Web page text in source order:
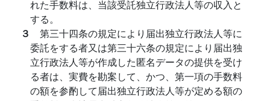
れた手数料は、当該受託独立行政法人等の収入と
する。
３ 第三十四条の規定により届出独立行政法人等に
委託をする者又は第三十六条の規定により届出独
立行政法人等が作成した匿名データの提供を受け
る者は、実費を勘案して、かつ、第一項の手数料
の額を参酌して届出独立行政法人等が定める額の